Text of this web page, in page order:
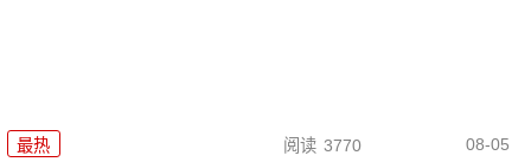
最热 阅读 3770 08-05